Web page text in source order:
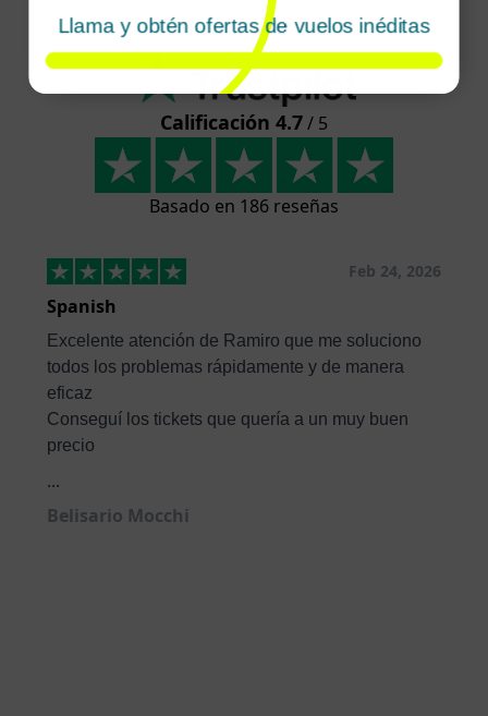
Calificación 4.7/ 5
Basado en 186 reseñas
Feb 24, 2026
Spanish
Excelente atención de Ramiro que me soluciono
todos los problemas rápidamente y de manera
eficaz
Conseguí los tickets que quería a un muy buen
precio
...
Belisario Mocchi
Llama y obtén ofertas de vuelos inéditas